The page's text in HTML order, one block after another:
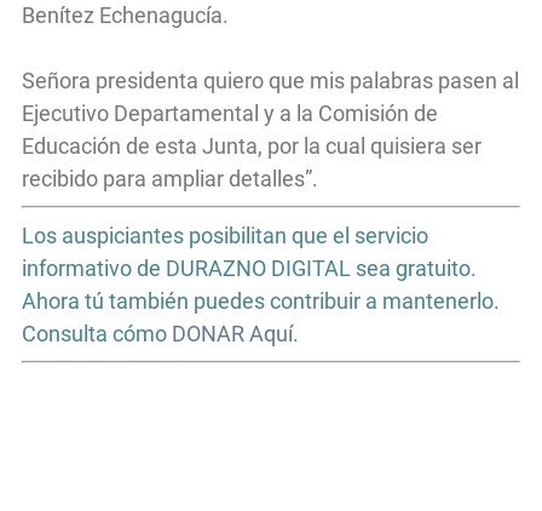
Benítez Echenagucía.
Señora presidenta quiero que mis palabras pasen al
Ejecutivo Departamental y a la Comisión de
Educación de esta Junta, por la cual quisiera ser
recibido para ampliar detalles”.
Los auspiciantes posibilitan que el servicio
informativo de DURAZNO DIGITAL sea gratuito.
Ahora tú también puedes contribuir a mantenerlo.
Consulta cómo DONAR Aquí.